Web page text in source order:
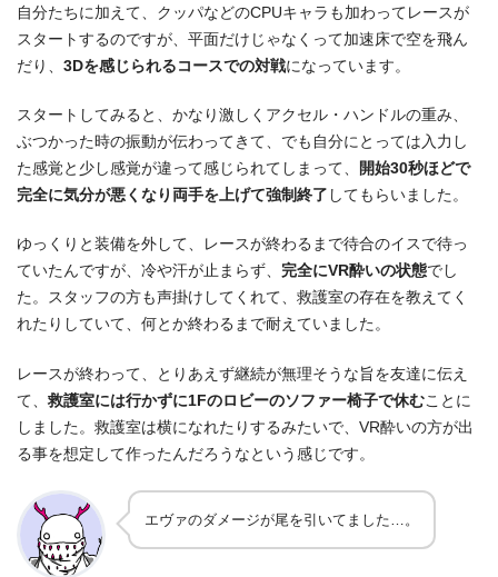
自分たちに加えて、クッパなどのCPUキャラも加わってレースが
スタートするのですが、平面だけじゃなくって加速床で空を飛ん
だり、 3Dを感じられるコースでの対戦になっています。
スタートしてみると、かなり激しくアクセル・ハンドルの重み、
ぶつかった時の振動が伝わってきて、でも自分にとっては入力し
た感覚と少し感覚が違って感じられてしまって、
開始30秒ほどで
完全に気分が悪くなり両手を上げて強制終了 してもらいました。
ゆっくりと装備を外して、レースが終わるまで待合のイスで待っ
ていたんですが、冷や汗が止まらず、 完全にVR酔いの状態でし
た。スタッフの方も声掛けしてくれて、救護室の存在を教えてく
れたりしていて、何とか終わるまで耐えていました。
レースが終わって、とりあえず継続が無理そうな旨を友達に伝え
て、救護室には行かずに1Fのロビーのソファー椅子で休むことに
しました。救護室は横になれたりするみたいで、VR酔いの方が出
る事を想定して作ったんだろうなという感じです。
エヴァのダメージが尾を引いてました…。